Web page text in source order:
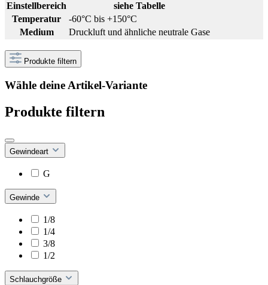
Einstellbereich
siehe Tabelle
Temperatur
-60°C bis +150°C
Medium
Druckluft und ähnliche neutrale Gase
Produkte filtern
Wähle deine Artikel-Variante
Produkte filtern
Gewindeart
G
Gewinde
1/8
1/4
3/8
1/2
Schlauchgröße